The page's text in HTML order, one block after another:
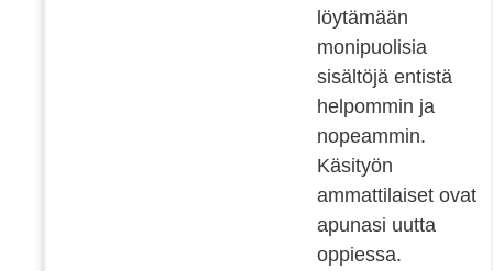
löytämään
monipuolisia
sisältöjä entistä
helpommin ja
nopeammin.
Käsityön
ammattilaiset ovat
apunasi uutta
oppiessa.